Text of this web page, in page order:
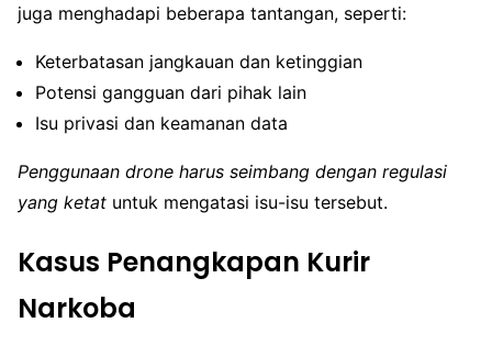
juga menghadapi beberapa tantangan, seperti:
Keterbatasan jangkauan dan ketinggian
Potensi gangguan dari pihak lain
Isu privasi dan keamanan data
Penggunaan drone harus seimbang dengan regulasi
yang ketat untuk mengatasi isu-isu tersebut.
Kasus Penangkapan Kurir
Narkoba